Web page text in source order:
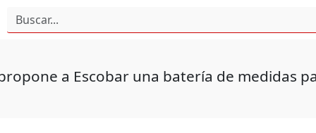
propone a Escobar una batería de medidas